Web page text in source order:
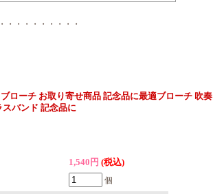
・・・・・・・・・
ローチ お取り寄せ商品 記念品に最適ブローチ 吹奏
スバンド 記念品に
1,540円 (税込)
個